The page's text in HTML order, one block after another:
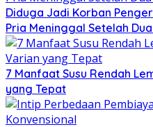
Diduga Jadi Korban
Pria Meninggal Setelah
7 Manfaat Susu Rendah
yang Tepat